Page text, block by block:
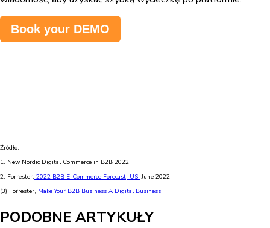
Book your DEMO
Źródło:
1. New Nordic Digital Commerce in B2B 2022
2. Forrester, 2022 B2B E-Commerce Forecast, US. June 2022
(3) Forrester, Make Your B2B Business A Digital Business
PODOBNE ARTYKUŁY